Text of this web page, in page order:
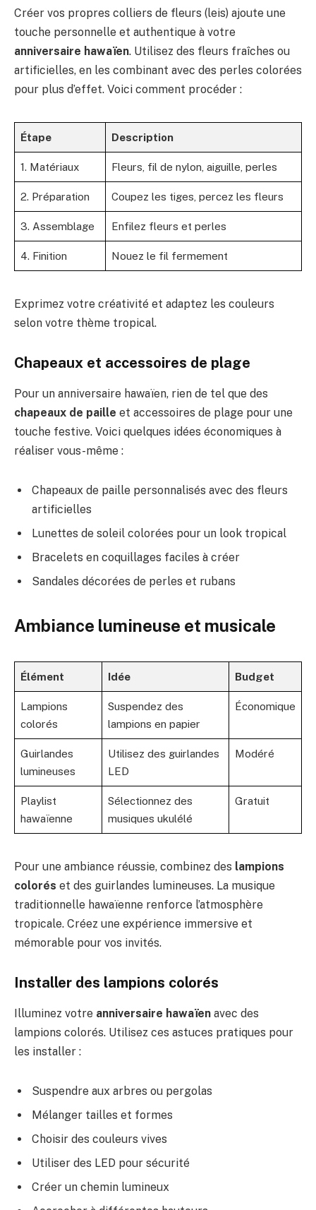
Créer vos propres colliers de fleurs (leis) ajoute une
touche personnelle et authentique à votre
anniversaire hawaïen. Utilisez des fleurs fraîches ou
artificielles, en les combinant avec des perles colorées
pour plus d’effet. Voici comment procéder :
Étape Description
1. Matériaux Fleurs, fil de nylon, aiguille, perles
2. Préparation Coupez les tiges, percez les fleurs
3. Assemblage Enfilez fleurs et perles
4. Finition Nouez le fil fermement
Exprimez votre créativité et adaptez les couleurs
selon votre thème tropical.
Chapeaux et accessoires de plage
Pour un anniversaire hawaïen, rien de tel que des
chapeaux de paille et accessoires de plage pour une
touche festive. Voici quelques idées économiques à
réaliser vous-même :
Chapeaux de paille personnalisés avec des fleurs
artificielles
Lunettes de soleil colorées pour un look tropical
Bracelets en coquillages faciles à créer
Sandales décorées de perles et rubans
Ambiance lumineuse et musicale
Élément Idée Budget
Lampions
colorés
Suspendez des
lampions en papier
Économique
Guirlandes
lumineuses
Utilisez des guirlandes
LED
Modéré
Playlist
hawaïenne
Sélectionnez des
musiques ukulélé
Gratuit
Pour une ambiance réussie, combinez des lampions
colorés et des guirlandes lumineuses. La musique
traditionnelle hawaïenne renforce l’atmosphère
tropicale. Créez une expérience immersive et
mémorable pour vos invités.
Installer des lampions colorés
Illuminez votre anniversaire hawaïen avec des
lampions colorés. Utilisez ces astuces pratiques pour
les installer :
Suspendre aux arbres ou pergolas
Mélanger tailles et formes
Choisir des couleurs vives
Utiliser des LED pour sécurité
Créer un chemin lumineux